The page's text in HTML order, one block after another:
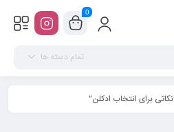
0
تمام دسته ها
برای انتخاب ادکلن"